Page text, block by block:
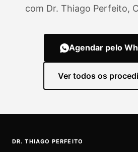
com Dr. Thiago Perfeito,
Agendar pelo
Ver todos os
DR. THIAGO PERFEITO